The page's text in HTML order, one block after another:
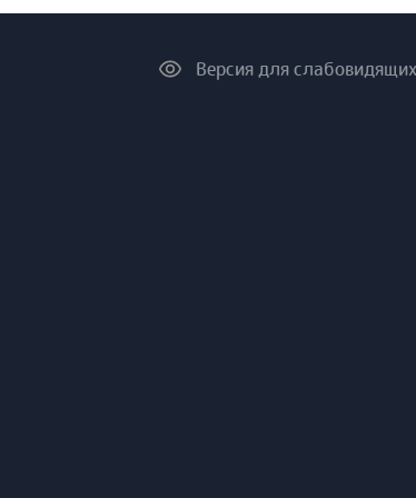
Версия для слабовидящих